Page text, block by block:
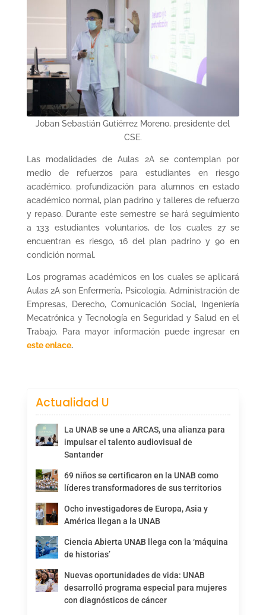
Joban Sebastián Gutiérrez Moreno, presidente del
CSE.
Las modalidades de Aulas 2A se contemplan por
medio de refuerzos para estudiantes en riesgo
académico, profundización para alumnos en estado
académico normal, plan padrino y talleres de refuerzo
y repaso. Durante este semestre se hará seguimiento
a 133 estudiantes voluntarios, de los cuales 27 se
encuentran es riesgo, 16 del plan padrino y 90 en
condición normal.
Los programas académicos en los cuales se aplicará
Aulas 2A son Enfermería, Psicología, Administración de
Empresas, Derecho, Comunicación Social, Ingeniería
Mecatrónica y Tecnología en Seguridad y Salud en el
Trabajo. Para mayor información puede ingresar en
este enlace.
Actualidad U
La UNAB se une a ARCAS, una alianza para
impulsar el talento audiovisual de
Santander
69 niños se certificaron en la UNAB como
líderes transformadores de sus territorios
Ocho investigadores de Europa, Asia y
América llegan a la UNAB
Ciencia Abierta UNAB llega con la ‘máquina
de historias’
Nuevas oportunidades de vida: UNAB
desarrolló programa especial para mujeres
con diagnósticos de cáncer